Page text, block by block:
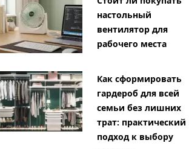
настольный
вентилятор для
рабочего места
Как сформировать
гардероб для всей
семьи без лишних
трат: практический
подход к выбору